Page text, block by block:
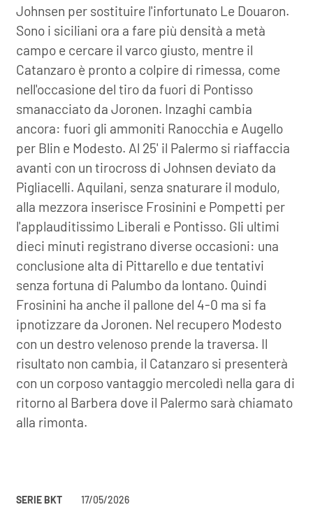
Johnsen per sostituire l'infortunato Le Douaron.
Sono i siciliani ora a fare più densità a metà
campo e cercare il varco giusto, mentre il
Catanzaro è pronto a colpire di rimessa, come
nell'occasione del tiro da fuori di Pontisso
smanacciato da Joronen. Inzaghi cambia
ancora: fuori gli ammoniti Ranocchia e Augello
per Blin e Modesto. Al 25' il Palermo si riaffaccia
avanti con un tirocross di Johnsen deviato da
Pigliacelli. Aquilani, senza snaturare il modulo,
alla mezzora inserisce Frosinini e Pompetti per
l'applauditissimo Liberali e Pontisso. Gli ultimi
dieci minuti registrano diverse occasioni: una
conclusione alta di Pittarello e due tentativi
senza fortuna di Palumbo da lontano. Quindi
Frosinini ha anche il pallone del 4-0 ma si fa
ipnotizzare da Joronen. Nel recupero Modesto
con un destro velenoso prende la traversa. Il
risultato non cambia, il Catanzaro si presenterà
con un corposo vantaggio mercoledì nella gara di
ritorno al Barbera dove il Palermo sarà chiamato
alla rimonta.
SERIE BKT 17/05/2026